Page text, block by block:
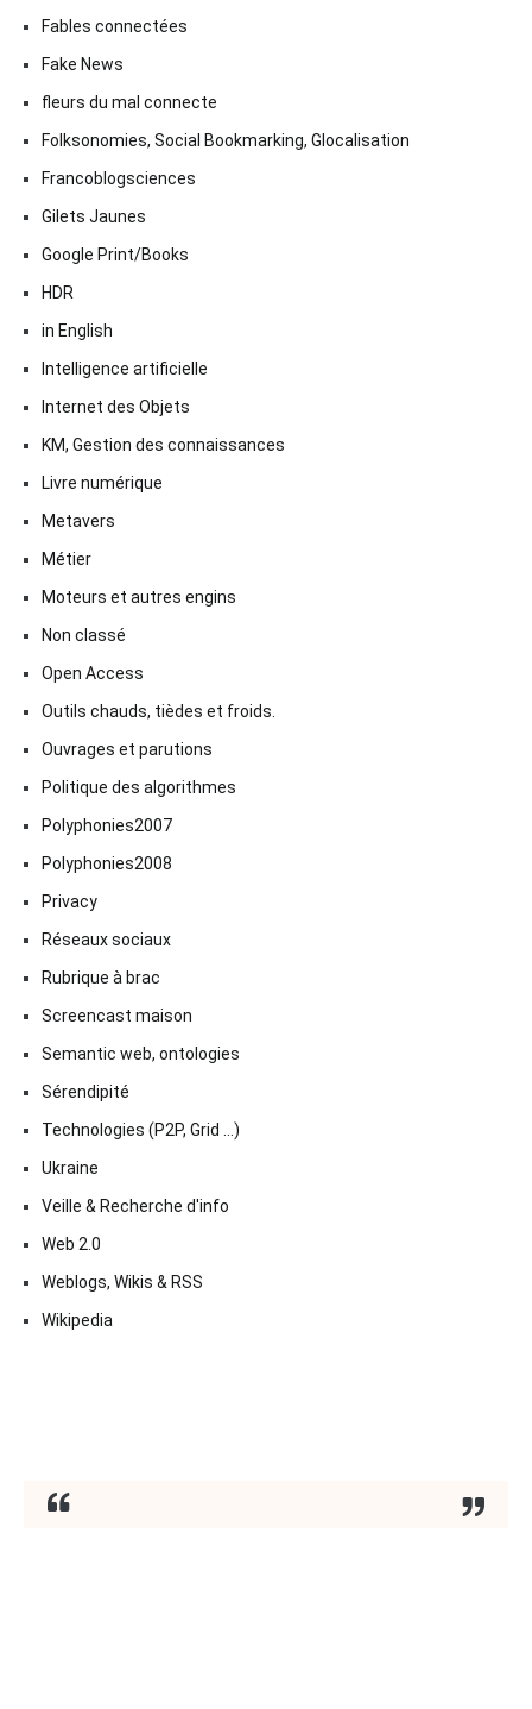
Fables connectées
Fake News
fleurs du mal connecte
Folksonomies, Social Bookmarking, Glocalisation
Francoblogsciences
Gilets Jaunes
Google Print/Books
HDR
in English
Intelligence artificielle
Internet des Objets
KM, Gestion des connaissances
Livre numérique
Metavers
Métier
Moteurs et autres engins
Non classé
Open Access
Outils chauds, tièdes et froids.
Ouvrages et parutions
Politique des algorithmes
Polyphonies2007
Polyphonies2008
Privacy
Réseaux sociaux
Rubrique à brac
Screencast maison
Semantic web, ontologies
Sérendipité
Technologies (P2P, Grid …)
Ukraine
Veille & Recherche d'info
Web 2.0
Weblogs, Wikis & RSS
Wikipedia